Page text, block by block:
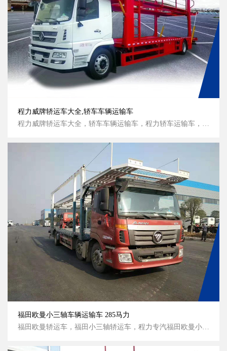
程力威牌轿运车大全,轿车车辆运输车
程力威牌轿运车大全，轿车车辆运输车，程力轿车运输车，东风多利卡轿运车，程力轿运车产品图片，程力汽车集团一汽解放轿运车，程力专汽系列轿运车...
福田欧曼小三轴车辆运输车 285马力